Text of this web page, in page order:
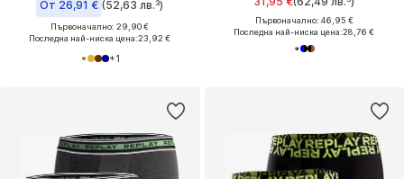
От 26,91 € (52,63 лв.³)
Първоначално: 29,90 €
Последна най-ниска цена:23,92 €
+1
Първоначално: 46,95 €
Последна най-ниска цена:28,76 €